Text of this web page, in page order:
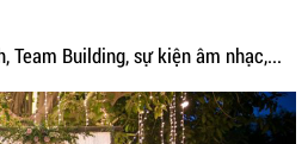
Team Building, sự kiện âm nhạc,...